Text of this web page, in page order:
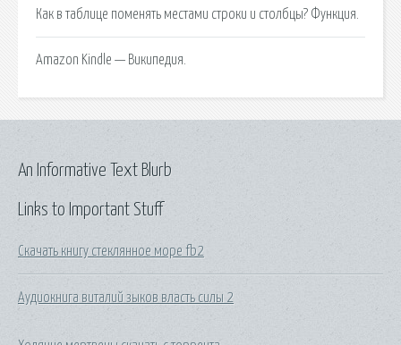
Как в таблице поменять местами строки и столбцы? Функция.
Amazon Kindle — Википедия.
Links to Important Stuff
Скачать книгу стеклянное море fb2
Аудиокнига виталий зыков власть силы 2
An Informative Text Blurb